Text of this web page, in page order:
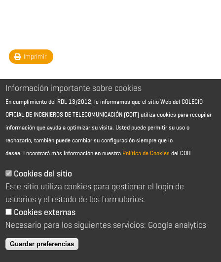
Imprimir
Aviso Legal - Información general
Política de cookies
Política de reembolso
Sitemap
C/ Almagro 2 1º Izqda 28010 Madrid
91 391 10 66
coit@coit.es
Información importante sobre cookies
En cumplimiento del RDL 13/2012, le informamos que el sitio Web del COLEGIO
OFICIAL DE INGENIEROS DE TELECOMUNICACIÓN (COIT) utiliza cookies para recopilar
información que ayuda a optimizar su visita. Usted puede permitir su uso o
rechazarlo, también puede cambiar su configuración siempre que lo
desee. Encontrará más información en nuestra Política de Cookies del COIT
Cookies del sitio
Este sitio utiliza cookies para gestionar el login de
usuarios y el estado de los formularios.
Cookies externas
Necesario para los siguientes servicios: Google analytics
Guardar preferencias